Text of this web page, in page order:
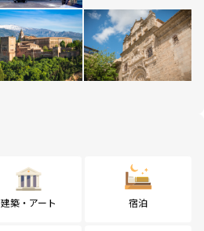
建築・アート 宿泊